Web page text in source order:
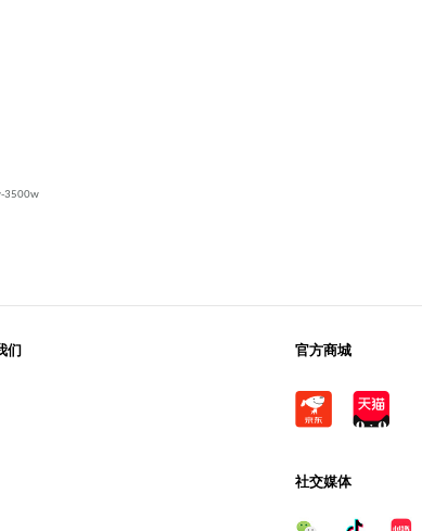
3500w
们 官方商城
社交媒体